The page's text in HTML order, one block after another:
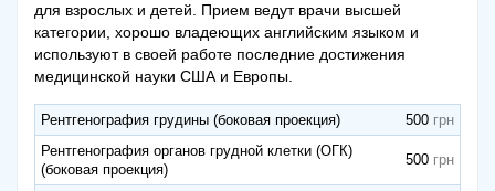
для взрослых и детей. Прием ведут врачи высшей
категории, хорошо владеющих английским языком и
используют в своей работе последние достижения
медицинской науки США и Европы.
Рентгенография грудины (боковая проекция)
500
Рентгенография органов грудной клетки (ОГК)
(боковая проекция)
500